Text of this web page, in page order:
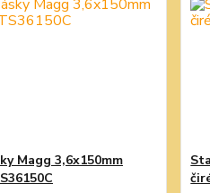
Magg 3,6x150mm